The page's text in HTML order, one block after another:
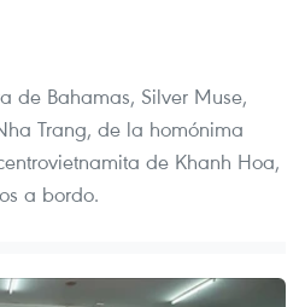
de Bahamas, Silver Muse,
Trang, de la homónima
de Khanh Hoa,
a bordo.